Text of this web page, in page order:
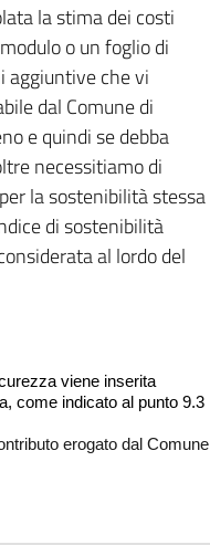
la stima dei costi
o un foglio di
aggiuntive che vi
dal Comune di
e quindi se debba
necessitiamo di
la sostenibilità stessa
di sostenibilità
al lordo del
viene inserita
come indicato al punto 9.3
erogato dal Comune